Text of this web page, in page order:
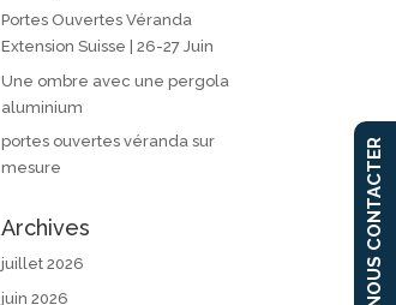
Portes Ouvertes Véranda
Extension Suisse | 26-27 Juin
Une ombre avec une pergola
aluminium
portes ouvertes véranda sur
mesure
Archives
juillet 2026
juin 2026
NOUS CONTACTER